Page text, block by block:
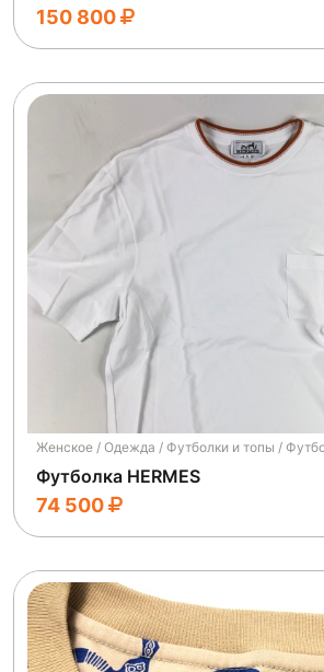
150 800
Женское / Одежда / Футболки и топы /
Футболка HERMES
74 500